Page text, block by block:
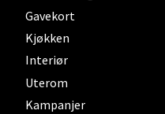
Gavekort
Kjøkken
Interiør
Uterom
Kampanjer
Åpent i dag 10-20